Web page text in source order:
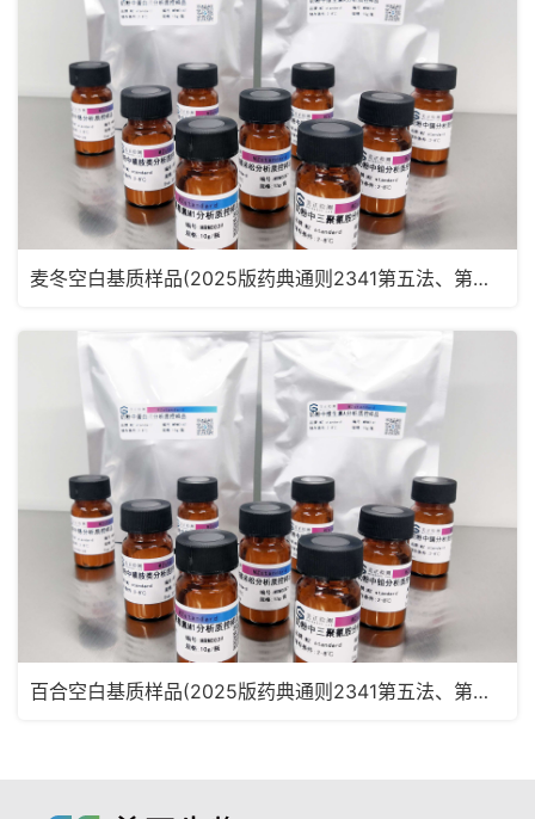
麦冬空白基质样品(2025版药典通则2341第五法、第六法)MRM2181
百合空白基质样品(2025版药典通则2341第五法、第六法)MRM2180